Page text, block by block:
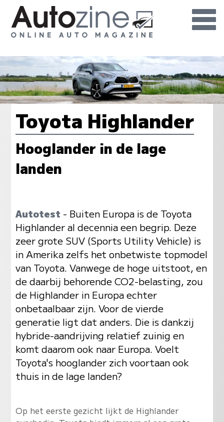
Toyota Highlander
Hooglander in de lage
landen
Autotest - Buiten Europa is de Toyota
Highlander al decennia een begrip. Deze
zeer grote SUV (Sports Utility Vehicle) is
in Amerika zelfs het onbetwiste topmodel
van Toyota. Vanwege de hoge uitstoot, en
de daarbij behorende CO2-belasting, zou
de Highlander in Europa echter
onbetaalbaar zijn. Voor de vierde
generatie ligt dat anders. Die is dankzij
hybride-aandrijving relatief zuinig en
komt daarom ook naar Europa. Voelt
Toyota's hooglander zich voortaan ook
thuis in de lage landen?
Op het eerste gezicht lijkt de Highlander